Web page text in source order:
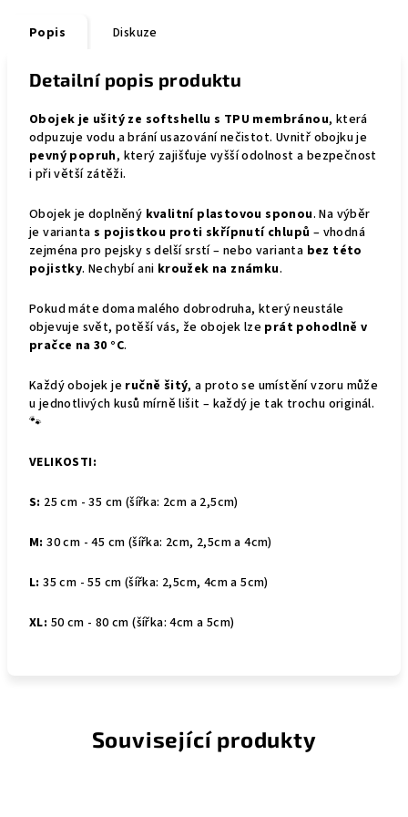
Popis Diskuze
Detailní popis produktu
Obojek je ušitý ze softshellu s TPU membránou, která
odpuzuje vodu a brání usazování nečistot. Uvnitř obojku je
pevný popruh, který zajišťuje vyšší odolnost a bezpečnost
i při větší zátěži.
Obojek je doplněný kvalitní plastovou sponou. Na výběr
je varianta s pojistkou proti skřípnutí chlupů – vhodná
zejména pro pejsky s delší srstí – nebo varianta bez této
pojistky. Nechybí ani kroužek na známku.
Pokud máte doma malého dobrodruha, který neustále
objevuje svět, potěší vás, že obojek lze prát pohodlně v
pračce na 30 °C.
Každý obojek je ručně šitý, a proto se umístění vzoru může
u jednotlivých kusů mírně lišit – každý je tak trochu originál.
🐾
VELIKOSTI:
S: 25 cm - 35 cm (šířka: 2cm a 2,5cm)
M: 30 cm - 45 cm (šířka: 2cm, 2,5cm a 4cm)
L: 35 cm - 55 cm (šířka: 2,5cm, 4cm a 5cm)
XL: 50 cm - 80 cm (šířka: 4cm a 5cm)
Související produkty